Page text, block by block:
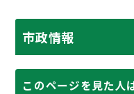
市政情報
このページを見た人